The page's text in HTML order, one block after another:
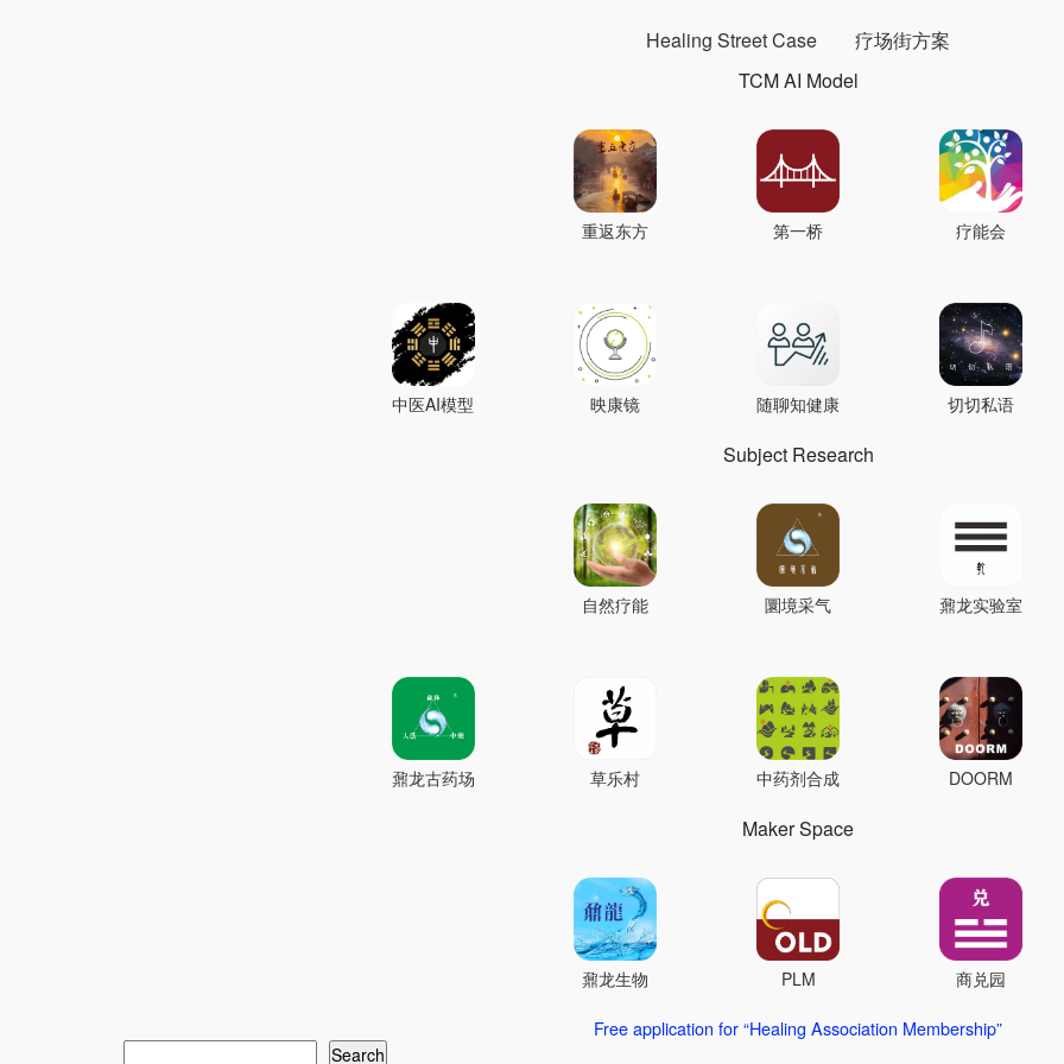
Healing Street Case
疗场街方案
TCM AI Model
重返东方 第一桥 疗能会
中医AI模型 映康镜 随聊知健康 切切私语
Subject Research
自然疗能 圜境采气 鼐龙实验室
鼐龙古药场 草乐村 中药剂合成 DOORM
Maker Space
鼐龙生物 PLM 商兑园
Free application for “Healing Association Membership”
Search